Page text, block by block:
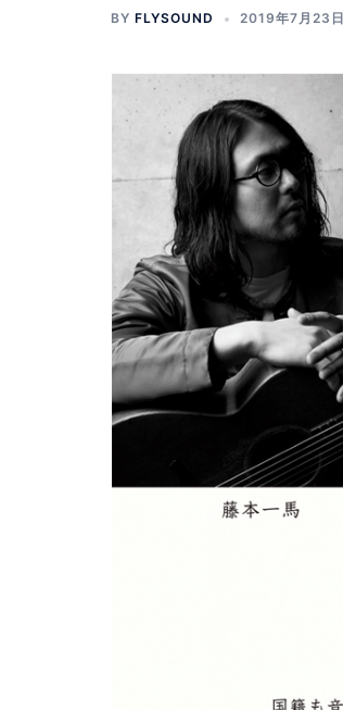
BY FLYSOUND 2019年7月23日